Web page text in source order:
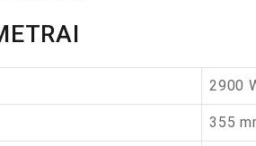
2900
355